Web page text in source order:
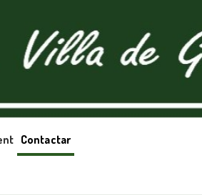
Contactar